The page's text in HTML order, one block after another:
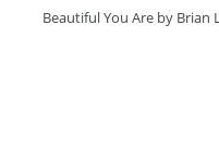
Beautiful You Are by Brian